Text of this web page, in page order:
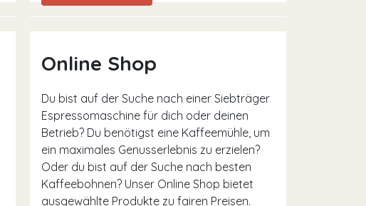
Online Shop
Du bist auf der Suche nach einer Siebträger
Espressomaschine für dich oder deinen
Betrieb? Du benötigst eine Kaffeemühle, um
ein maximales Genusserlebnis zu erzielen?
Oder du bist auf der Suche nach besten
Kaffeebohnen? Unser Online Shop bietet
ausgewählte Produkte zu fairen Preisen.